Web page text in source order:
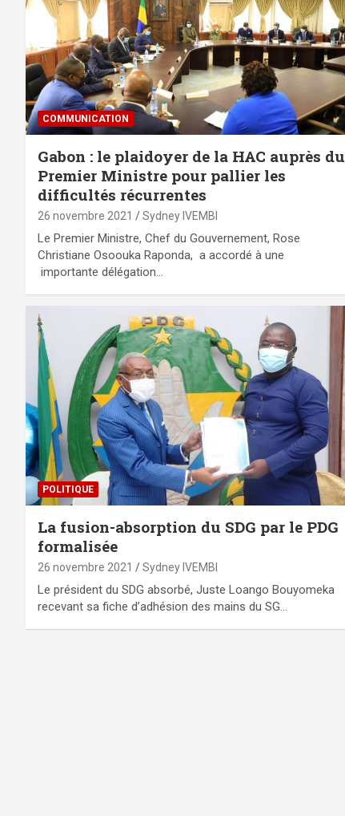
COMMUNICATION
Gabon : le plaidoyer de la HAC auprès du
Premier Ministre pour pallier les
difficultés récurrentes
26 novembre 2021 Sydney IVEMBI
Le Premier Ministre, Chef du Gouvernement, Rose
Christiane Osoouka Raponda, a accordé à une
importante délégation…
POLITIQUE
La fusion-absorption du SDG par le PDG
formalisée
26 novembre 2021 Sydney IVEMBI
Le président du SDG absorbé, Juste Loango Bouyomeka
recevant sa fiche d’adhésion des mains du SG…